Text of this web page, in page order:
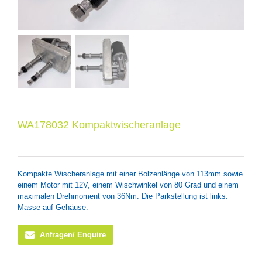
WA178032 Kompaktwischeranlage
Kompakte Wischeranlage mit einer Bolzenlänge von 113mm sowie
einem Motor mit 12V, einem Wischwinkel von 80 Grad und einem
maximalen Drehmoment von 36Nm. Die Parkstellung ist links.
Masse auf Gehäuse.
Anfragen/ Enquire